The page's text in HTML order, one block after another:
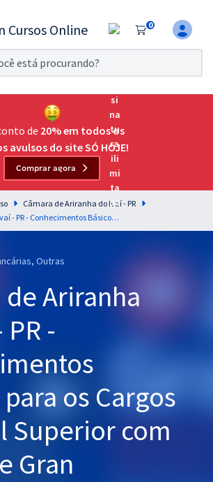
0
11
Teste grátis por 7 dias!
Até Passar
preparação para o Exame da
intensiva para as principais
do Brasil
de 20% em todos os
avulsos do site SÓ HOJE!
Comprar agora
Câmara de Ariranha do Ivaí - PR
Câmara de Ariranha do Ivaí - PR - Conhecimentos Básicos para os Cargos de Nível Superior com a Equipe Gran
Outras
de Ariranha
-
os Cargos
Superior com
Gran